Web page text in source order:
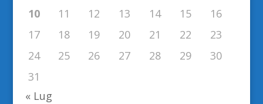
10
11 12 13 14 15
16
17
18 19 20 21 22
23
24
25 26 27 28 29
30
31
« Lug